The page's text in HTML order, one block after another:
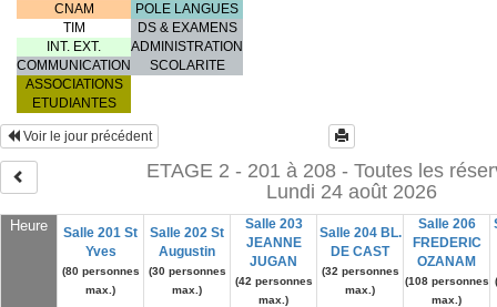
CNAM
POLE LANGUES
TIM
DS & EXAMENS
INT. EXT.
ADMINISTRATION
COMMUNICATION
SCOLARITE
ASSOCIATIONS
ETUDIANTES
Heure
Salle 201 St
Yves
(80 personnes
max.)
Salle 202 St
Augustin
(30 personnes
max.)
Salle 203
JEANNE
JUGAN
(42 personnes
max.)
Salle 204 BL.
DE CAST
(32 personnes
max.)
Salle 206
FREDERIC
OZANAM
(108 personnes
max.)
Voir le jour précédent
ETAGE 2 - 201 à 208 - Toutes les
Lundi 24 août 2026